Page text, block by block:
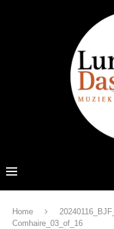
Home
Comhaire_03_of_16